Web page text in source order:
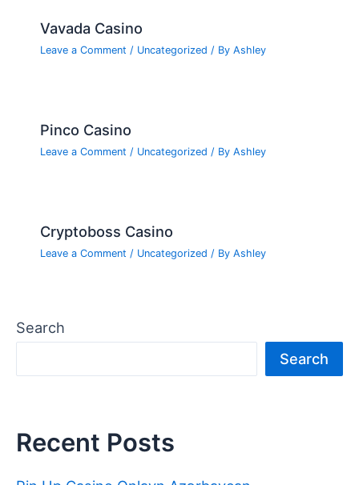
Vavada Casino
Leave a Comment / Uncategorized / By Ashley
Pinco Casino
Leave a Comment / Uncategorized / By Ashley
Cryptoboss Casino
Leave a Comment / Uncategorized / By Ashley
Search
Search
Recent Posts